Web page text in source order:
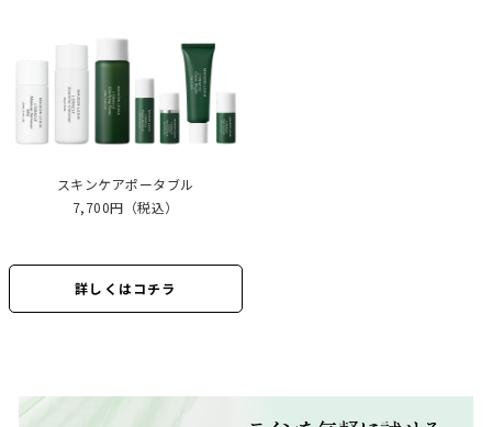
スキンケアポータブル
7,700円（税込）
詳しくはコチラ